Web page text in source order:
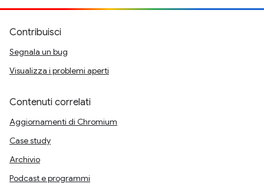
Contribuisci
Segnala un bug
Visualizza i problemi aperti
Contenuti correlati
Aggiornamenti di Chromium
Case study
Archivio
Podcast e programmi